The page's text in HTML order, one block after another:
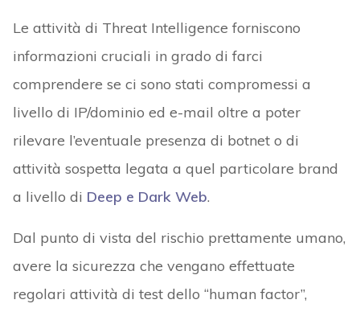
Le attività di Threat Intelligence forniscono
informazioni cruciali in grado di farci
comprendere se ci sono stati compromessi a
livello di IP/dominio ed e-mail oltre a poter
rilevare l’eventuale presenza di botnet o di
attività sospetta legata a quel particolare brand
a livello di Deep e Dark Web.
Dal punto di vista del rischio prettamente umano,
avere la sicurezza che vengano effettuate
regolari attività di test dello “human factor”,